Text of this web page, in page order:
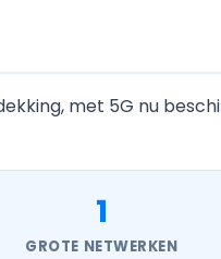
met 5G nu
1
GROTE NETWERKEN